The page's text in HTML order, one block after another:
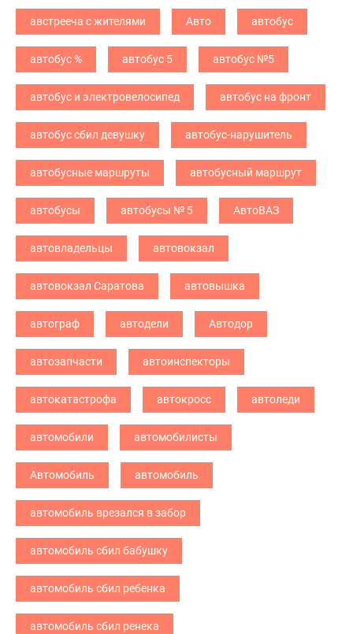
австрееча с жителями Авто автобус
автобус % автобус 5 автобус №5
автобус и электровелосипед автобус на фронт
автобус сбил девушку автобус-нарушитель
автобусные маршруты автобусный маршрут
автобусы автобусы № 5 АвтоВАЗ
автовладельцы автовокзал
автовокзал Саратова автовышка
автограф автодели Автодор
автозапчасти автоинспекторы
автокатастрофа автокросс автоледи
автомобили автомобилисты
Автомобиль автомобиль
автомобиль врезался в забор
автомобиль сбил бабушку
автомобиль сбил ребенка
автомобиль сбил ренека